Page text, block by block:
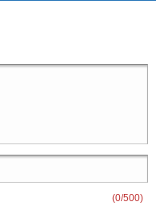
(0/500)